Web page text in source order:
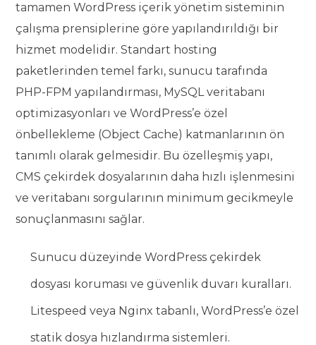
tamamen WordPress içerik yönetim sisteminin
çalışma prensiplerine göre yapılandırıldığı bir
hizmet modelidir. Standart hosting
paketlerinden temel farkı, sunucu tarafında
PHP-FPM yapılandırması, MySQL veritabanı
optimizasyonları ve WordPress’e özel
önbellekleme (Object Cache) katmanlarının ön
tanımlı olarak gelmesidir. Bu özelleşmiş yapı,
CMS çekirdek dosyalarının daha hızlı işlenmesini
ve veritabanı sorgularının minimum gecikmeyle
sonuçlanmasını sağlar.
Sunucu düzeyinde WordPress çekirdek
dosyası koruması ve güvenlik duvarı kuralları.
Litespeed veya Nginx tabanlı, WordPress’e özel
statik dosya hızlandırma sistemleri.